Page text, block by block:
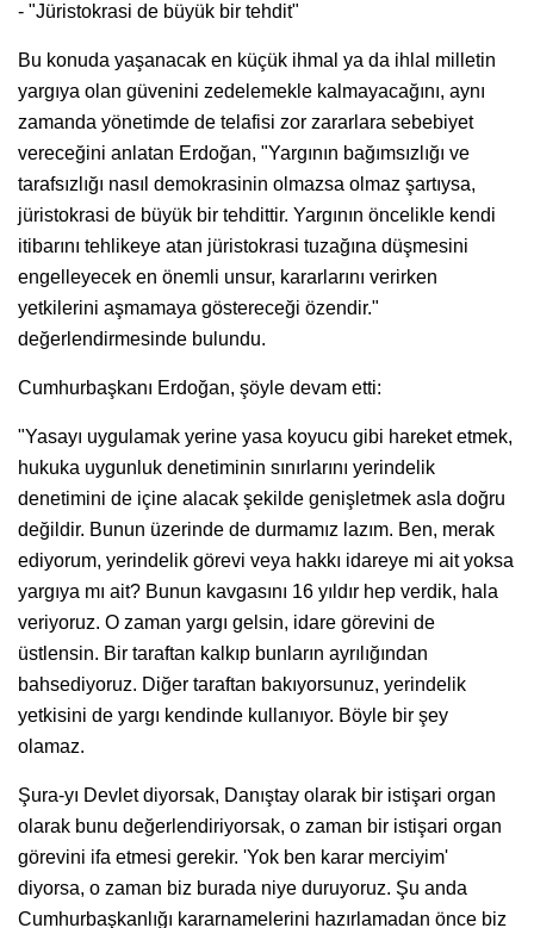
- "Jüristokrasi de büyük bir tehdit"
Bu konuda yaşanacak en küçük ihmal ya da ihlal milletin
yargıya olan güvenini zedelemekle kalmayacağını, aynı
zamanda yönetimde de telafisi zor zararlara sebebiyet
vereceğini anlatan Erdoğan, "Yargının bağımsızlığı ve
tarafsızlığı nasıl demokrasinin olmazsa olmaz şartıysa,
jüristokrasi de büyük bir tehdittir. Yargının öncelikle kendi
itibarını tehlikeye atan jüristokrasi tuzağına düşmesini
engelleyecek en önemli unsur, kararlarını verirken
yetkilerini aşmamaya göstereceği özendir."
değerlendirmesinde bulundu.
Cumhurbaşkanı Erdoğan, şöyle devam etti:
"Yasayı uygulamak yerine yasa koyucu gibi hareket etmek,
hukuka uygunluk denetiminin sınırlarını yerindelik
denetimini de içine alacak şekilde genişletmek asla doğru
değildir. Bunun üzerinde de durmamız lazım. Ben, merak
ediyorum, yerindelik görevi veya hakkı idareye mi ait yoksa
yargıya mı ait? Bunun kavgasını 16 yıldır hep verdik, hala
veriyoruz. O zaman yargı gelsin, idare görevini de
üstlensin. Bir taraftan kalkıp bunların ayrılığından
bahsediyoruz. Diğer taraftan bakıyorsunuz, yerindelik
yetkisini de yargı kendinde kullanıyor. Böyle bir şey
olamaz.
Şura-yı Devlet diyorsak, Danıştay olarak bir istişari organ
olarak bunu değerlendiriyorsak, o zaman bir istişari organ
görevini ifa etmesi gerekir. 'Yok ben karar merciyim'
diyorsa, o zaman biz burada niye duruyoruz. Şu anda
Cumhurbaşkanlığı kararnamelerini hazırlamadan önce biz